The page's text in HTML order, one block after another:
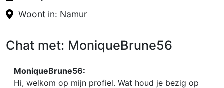
Woont in: Namur
Chat met: MoniqueBrune56
MoniqueBrune56:
Hi, welkom op mijn profiel. Wat houd je bezig op